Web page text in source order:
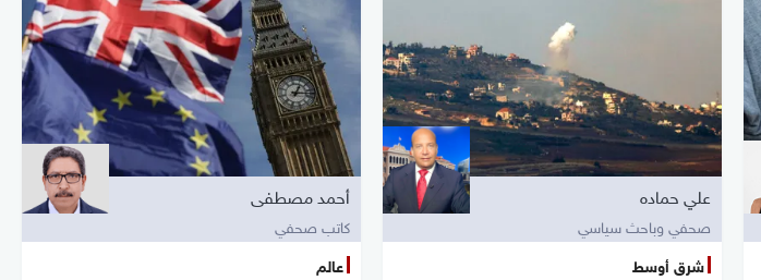
علي حماده
صحفي وباحث سياسي
شرق أوسط
أحمد مصطفى
كاتب صحفي
عالم